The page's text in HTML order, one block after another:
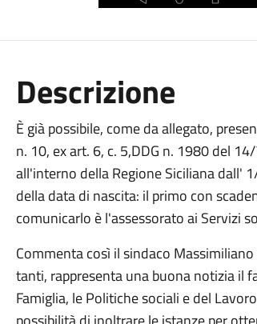
Descrizione
È già possibile, come da allegato,
n. 10, ex art. 6, c. 5,DDG n. 1980 del
all'interno della Regione Siciliana dall'
della data di nascita: il primo con
comunicarlo è l'assessorato ai Servizi
Commenta così il sindaco
tanti, rappresenta una buona notizia il
Famiglia, le Politiche sociali e del